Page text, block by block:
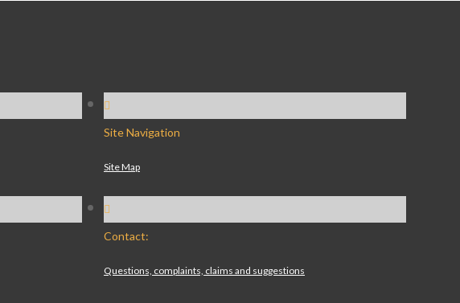
Site Navigation
Site Map
Contact:
Questions, complaints, claims and suggestions